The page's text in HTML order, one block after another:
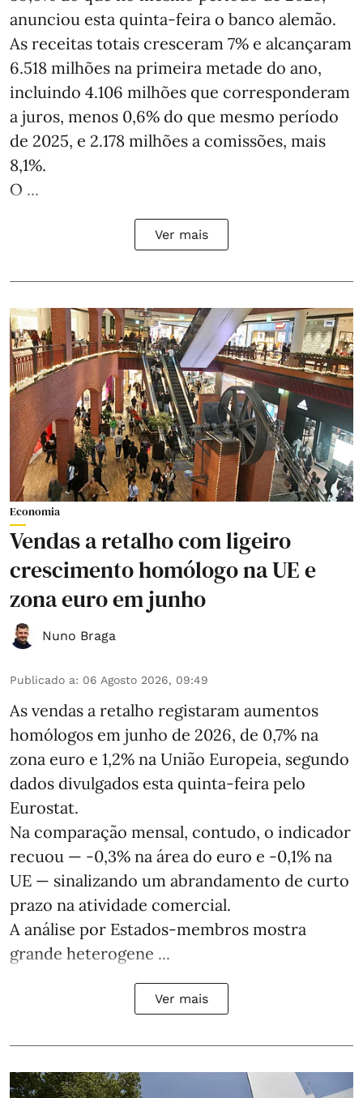
anunciou esta quinta-feira o banco alemão.
As receitas totais cresceram 7% e alcançaram
6.518 milhões na primeira metade do ano,
incluindo 4.106 milhões que corresponderam
a juros, menos 0,6% do que mesmo período
de 2025, e 2.178 milhões a comissões, mais
8,1%.
O ...
Ver mais
Economia
Vendas a retalho com ligeiro
crescimento homólogo na UE e
zona euro em junho
Nuno Braga
Publicado a: 06 Agosto 2026, 09:49
As vendas a retalho registaram aumentos
homólogos em junho de 2026, de 0,7% na
zona euro e 1,2% na União Europeia, segundo
dados divulgados esta quinta-feira pelo
Eurostat.
Na comparação mensal, contudo, o indicador
recuou — -0,3% na área do euro e -0,1% na
UE — sinalizando um abrandamento de curto
prazo na atividade comercial.
A análise por Estados‑membros mostra
grande heterogene ...
Ver mais